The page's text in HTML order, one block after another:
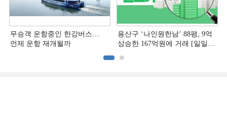
무승객 운항중인 한강버스…
언제 운항 재개될까
용산구 ‘나인원한남’ 88평, 9억
상승한 167억원에 거래 [일일